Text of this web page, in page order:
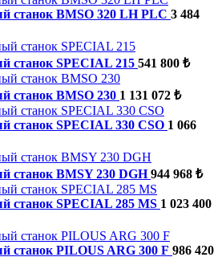
станок BMSO 320 LH PLC 3 484
станок SPECIAL 215 541 800 ₺
станок BMSO 230 1 131 072 ₺
станок SPECIAL 330 CSO 1 066
станок BMSY 230 DGH 944 968 ₺
станок SPECIAL 285 MS 1 023 400
станок PILOUS ARG 300 F 986 420